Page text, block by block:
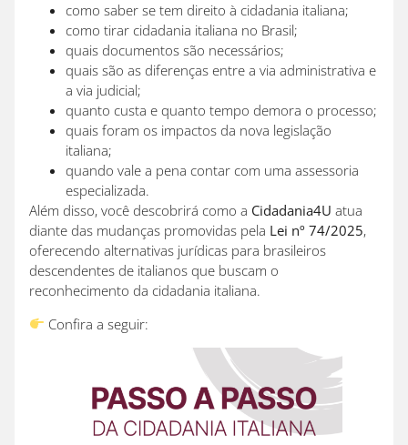
como saber se tem direito à cidadania italiana;
como tirar cidadania italiana no Brasil;
quais documentos são necessários;
quais são as diferenças entre a via administrativa e
a via judicial;
quanto custa e quanto tempo demora o processo;
quais foram os impactos da nova legislação
italiana;
quando vale a pena contar com uma assessoria
especializada.
Além disso, você descobrirá como a Cidadania4U atua
diante das mudanças promovidas pela Lei nº 74/2025,
oferecendo alternativas jurídicas para brasileiros
descendentes de italianos que buscam o
reconhecimento da cidadania italiana.
Confira a seguir: